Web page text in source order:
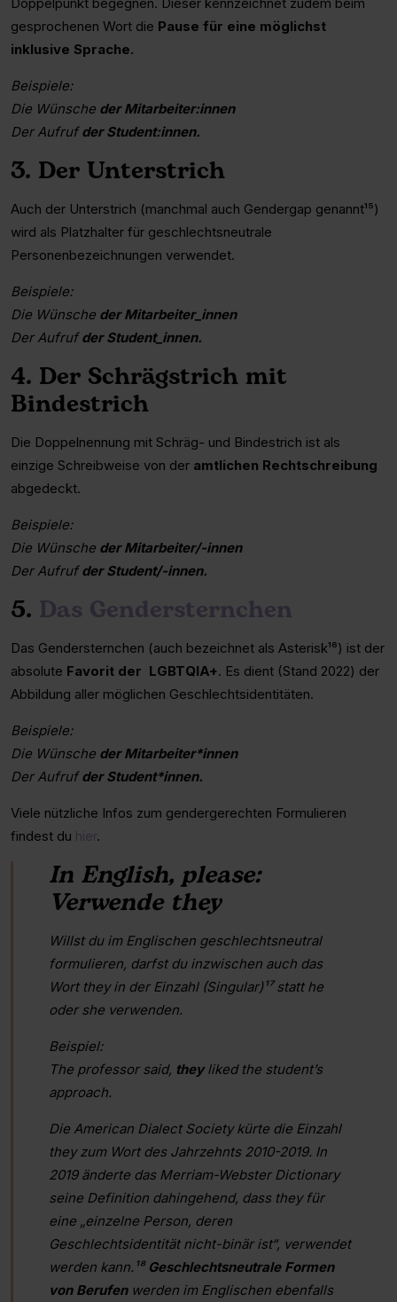
gesprochenen Wort die Pause für eine möglichst
inklusive Sprache.
Beispiele:
Die Wünsche der Mitarbeiter:innen
Der Aufrufder Student:innen.
3. Der Unterstrich
Auch der Unterstrich (manchmal auch Gendergap genannt¹⁵)
wird als Platzhalter für geschlechtsneutrale
Personenbezeichnungen verwendet.
Beispiele:
Die Wünsche der Mitarbeiter_innen
Der Aufrufder Student_innen.
4. Der Schrägstrich mit
Bindestrich
Die Doppelnennung mit Schräg- und Bindestrich ist als
einzige Schreibweise von der amtlichen Rechtschreibung
abgedeckt.
Beispiele:
Die Wünsche der Mitarbeiter/-innen
Der Aufrufder Student/-innen.
5. Das Gendersternchen
Das Gendersternchen (auch bezeichnet als Asterisk¹⁶) ist der
absolute Favorit der LGBTQIA+. Es dient (Stand 2022) der
Abbildung aller möglichen Geschlechtsidentitäten.
Beispiele:
Die Wünsche der Mitarbeiter*innen
Der Aufrufder Student*innen.
Viele nützliche Infos zum gendergerechten Formulieren
findest du hier.
In English, please:
Verwende they
Willst du im Englischen geschlechtsneutral
formulieren, darfst du inzwischen auch das
Wort they in der Einzahl (Singular)¹⁷ statt he
oder she verwenden.
Beispiel:
The professor said, theyliked the student’s
approach.
Die American Dialect Society kürte die Einzahl
they zum Wort des Jahrzehnts 2010-2019. In
2019 änderte das Merriam-Webster Dictionary
seine Definition dahingehend, dass they für
eine „einzelne Person, deren
Geschlechtsidentität nicht-binär ist“, verwendet
werden kann.¹⁸ Geschlechtsneutrale Formen
von Berufenwerden im Englischen ebenfalls